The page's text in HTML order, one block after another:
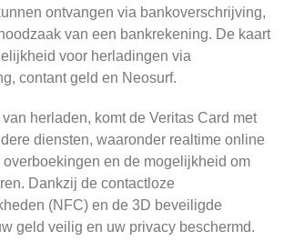
ontvangen via bankoverschrijving,
van een bankrekening. De kaart
voor herladingen via
contant geld en Neosurf.
herladen, komt de Veritas Card met
diensten, waaronder realtime online
en de mogelijkheid om
Dankzij de contactloze
(NFC) en de 3D beveiligde
geld veilig en uw privacy beschermd.